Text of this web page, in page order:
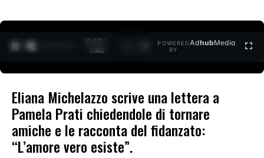
0:12 /
1:40
POWERED
BY
AdhubMedia
Eliana Michelazzo scrive una lettera a
Pamela Prati chiedendole di tornare
amiche e le racconta del fidanzato:
“L’amore vero esiste”.